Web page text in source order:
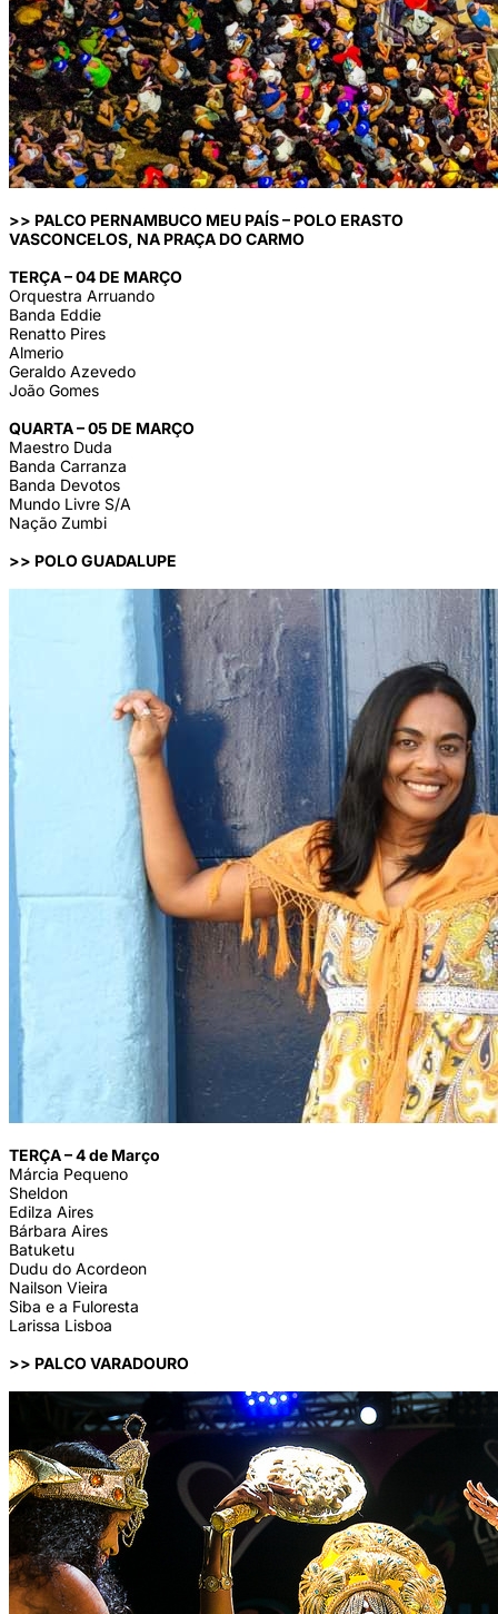
>> PALCO PERNAMBUCO MEU PAÍS – POLO ERASTO
VASCONCELOS, NA PRAÇA DO CARMO
TERÇA – 04 DE MARÇO
Orquestra Arruando
Banda Eddie
Renatto Pires
Almerio
Geraldo Azevedo
João Gomes
QUARTA – 05 DE MARÇO
Maestro Duda
Banda Carranza
Banda Devotos
Mundo Livre S/A
Nação Zumbi
>> POLO GUADALUPE
TERÇA – 4 de Março
Márcia Pequeno
Sheldon
Edilza Aires
Bárbara Aires
Batuketu
Dudu do Acordeon
Nailson Vieira
Siba e a Fuloresta
Larissa Lisboa
>> PALCO VARADOURO